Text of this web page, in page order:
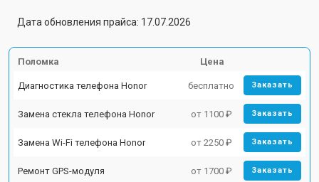
Дата обновления прайса: 17.07.2026
Поломка Цена
Диагностика телефона Honor бесплатно Заказать
Замена стекла телефона Honor от 1100 ₽ Заказать
Замена Wi-Fi телефона Honor от 2250 ₽ Заказать
Ремонт GPS-модуля от 1700 ₽ Заказать